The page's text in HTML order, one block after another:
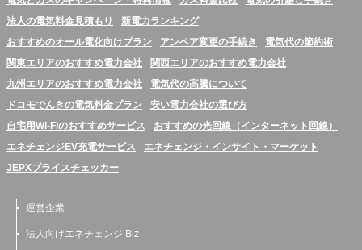
法人の電気料金見積もり
新電力ランキング
おすすめのオール電化向けプラン
アンペア変更の手続き
電気代の節約術
関東エリアのおすすめ電力会社
関西エリアのおすすめ電力会社
九州エリアのおすすめ電力会社
電気代の高騰について
ドコモでんきの電気料金プラン
安い電力会社の選び方
自宅用Wi-Fiのおすすめサービス
おすすめの光回線（インターネット回線）
エネチェンジEV充電サービス
エネチェンジ・インサイト・マーケット
JEPXプライスチェッカー
運営企業
法人向けエネチェンジ Biz